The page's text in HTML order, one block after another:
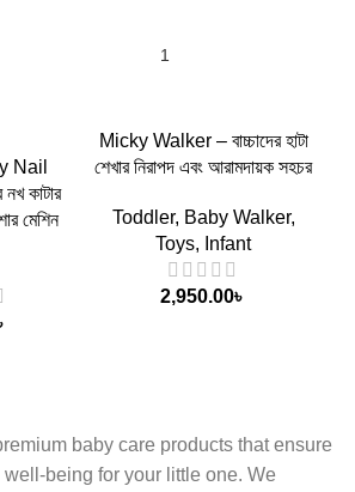
Nail
কাটার
মেশিন
Micky Walker – বাচ্চাদের হাটা
শেখার নিরাপদ এবং আরামদায়ক সহচর
Toddler, Baby Walker,
Toys, Infant
2,950.00৳
baby care products that ensure
well-being for your little one. We